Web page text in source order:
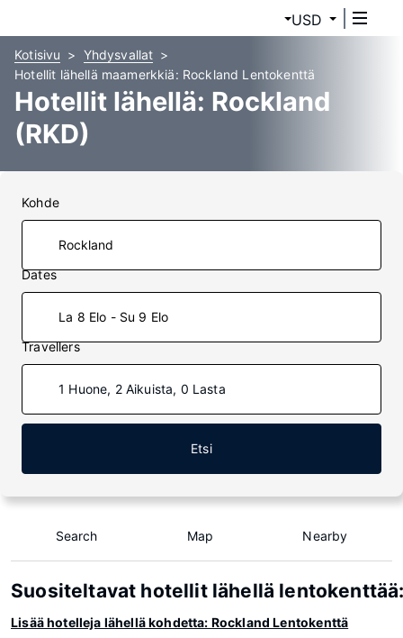
USD
Kotisivu
Yhdysvallat
Hotellit lähellä maamerkkiä: Rockland Lentokenttä
Hotellit lähellä: Rockland
(RKD)
Kohde
Dates
La 8 Elo - Su 9 Elo
Travellers
1 Huone, 2 Aikuista, 0 Lasta
Etsi
Search Map Nearby
Suositeltavat hotellit lähellä
Lisää hotelleja lähellä kohdetta: Rockland Lentokenttä